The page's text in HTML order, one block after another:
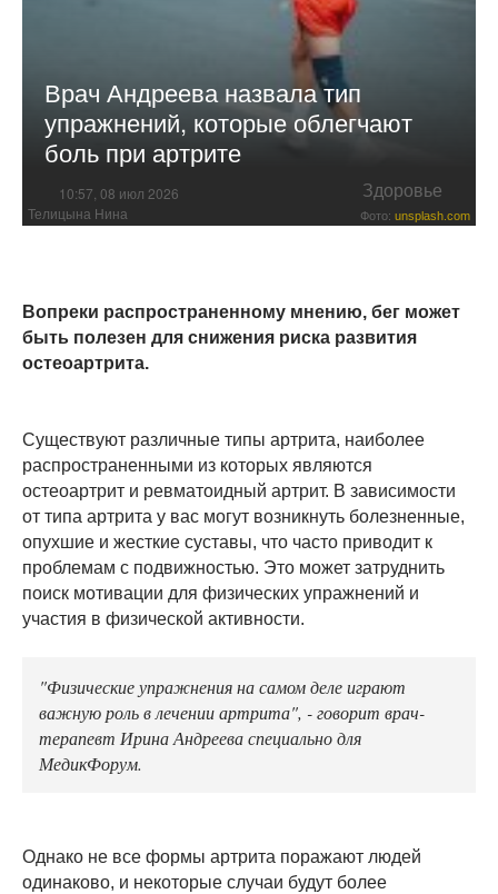
Врач Андреева назвала тип
упражнений, которые облегчают
боль при артрите
10:57, 08 июл 2026 Здоровье
Телицына Нина Фото: unsplash.com
Вопреки распространенному мнению, бег может
быть полезен для снижения риска развития
остеоартрита.
Существуют различные типы артрита, наиболее
распространенными из которых являются
остеоартрит и ревматоидный артрит. В зависимости
от типа артрита у вас могут возникнуть болезненные,
опухшие и жесткие суставы, что часто приводит к
проблемам с подвижностью. Это может затруднить
поиск мотивации для физических упражнений и
участия в физической активности.
"Физические упражнения на самом деле играют
важную роль в лечении артрита", - говорит врач-
терапевт Ирина Андреева специально для
МедикФорум.
Однако не все формы артрита поражают людей
одинаково, и некоторые случаи будут более